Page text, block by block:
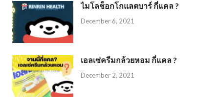
ไมโลช็อกโกแลตบาร์ กี่แคล ?
December 6, 2021
เอลเซ่ครีมกล้วยหอม กี่แคล ?
December 2, 2021